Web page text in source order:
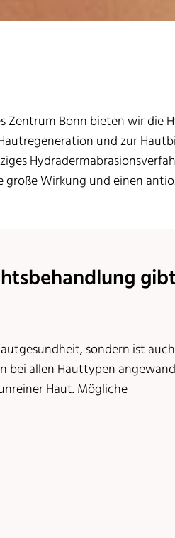
Zentrum Bonn bieten wir die
und zur
große Wirkung und einen
gibt
sondern ist auch
bei allen Hauttypen
Haut. Mögliche